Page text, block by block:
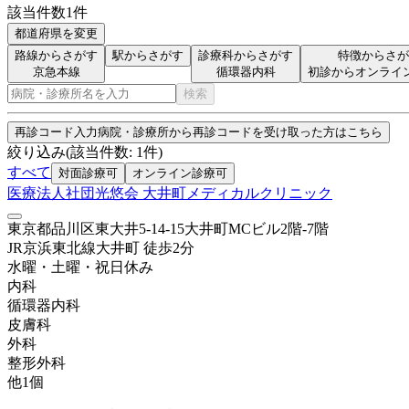
該当件数1件
都道府県を変更
路線からさがす
京急本線
駅からさがす
診療科からさがす
循環器内科
特徴からさ
初診からオンライ
検索
再診コード入力病院・診療所から再診コードを受け取った方はこちら
絞り込み(該当件数: 1件)
すべて
対面診療可 オンライン診療可
医療法人社団光悠会 大井町メディカルクリニック
東京都品川区東大井5-14-15大井町MCビル2階-7階
JR京浜東北線大井町 徒歩2分
水曜・土曜・祝日 休み
内科
循環器内科
皮膚科
外科
整形外科
他1個